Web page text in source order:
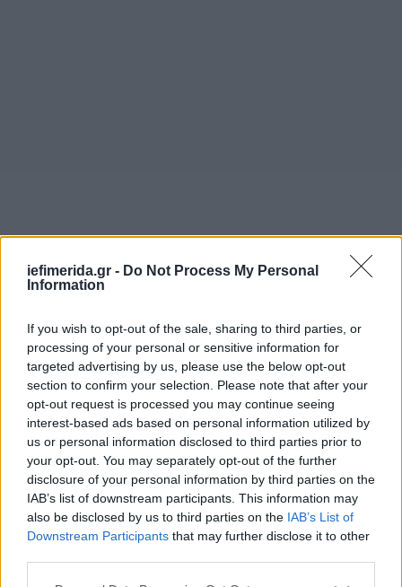
iefimerida.gr - Do Not Process My Personal
Information
If you wish to opt-out of the sale, sharing to third parties, or
processing of your personal or sensitive information for
targeted advertising by us, please use the below opt-out
section to confirm your selection. Please note that after your
opt-out request is processed you may continue seeing
interest-based ads based on personal information utilized by
us or personal information disclosed to third parties prior to
your opt-out. You may separately opt-out of the further
disclosure of your personal information by third parties on the
IAB’s list of downstream participants. This information may
also be disclosed by us to third parties on the IAB’s List of
Downstream Participants that may further disclose it to other
Σχολιαστές απέδωσαν το κακό εκλογικό
αποτέλεσμα του ΣΥΡΙΖΑ στην εν πολλοίς αρνητική
εκστρατεία του κόμματος, στην αναβίωση του
παραδοσιακά ισχυρού σοσιαλιστικού κόμματος
ΠΑΣΟΚ και στην εμφάνιση κομμάτων με
επικεφαλής πρώην συμμάχους του Τσίπρα. Έχοντας
τις ρίζες τους σε σκληρές πολιτικές αντιπαραθέσεις
κατά τη διάρκεια των διεθνών προγραμμάτων
διάσωσης 2010-2018, ο ΣΥΡΙΖΑ και οι Σοσιαλιστές
δεν κατάφεραν να καταλήξουν σε καμία συμφωνία
για πιθανή συνεργασία, παρά την υποστήριξη